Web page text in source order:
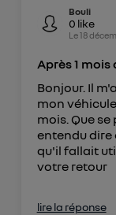
Bouli
0 like
Le18
Après 1
Bonjour. Il
mon
mois. Que
entendu dire
qu'il fallait
votre retour
lire la réponse